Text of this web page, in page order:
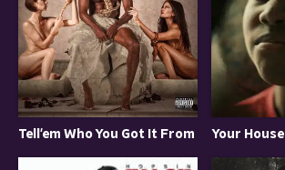
Tell'em Who You Got It From Your House